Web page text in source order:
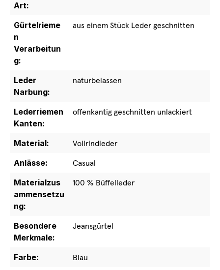
Art:
Gürtelrieme
n
Verarbeitun
g:
aus einem Stück Leder geschnitten
Leder
Narbung:
naturbelassen
Lederriemen
Kanten:
offenkantig geschnitten unlackiert
Material:
Vollrindleder
Anlässe:
Casual
Materialzus
ammensetzu
ng:
100 % Büffelleder
Besondere
Merkmale:
Jeansgürtel
Farbe: Blau